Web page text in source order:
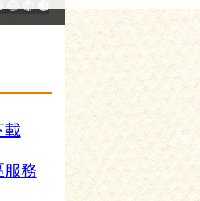
局-工業管線查詢系統
育資訊網
理資訊整合系統平台 - 綠能資訊
管理資訊整合系統平台 -
商轉服務平台
商網
雄會展網
專刊『雄心.大誌』
雄心高飛 創新經典
「我的E政府」入口網
載
服務